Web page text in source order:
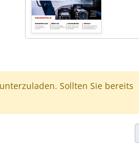
Sollten Sie bereits